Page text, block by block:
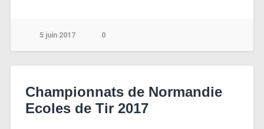
5 juin 2017 0
Championnats de Normandie
Ecoles de Tir 2017